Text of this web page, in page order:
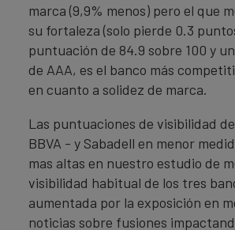
marca (9,9% menos) pero el que
su fortaleza (solo pierde 0.3
puntuación de 84.9 sobre 100 y
de AAA, es el banco más
en cuanto a solidez de marca.
Las puntuaciones de visibilidad
BBVA - y Sabadell en menor
mas altas en nuestro estudio de
visibilidad habitual de los tres
aumentada por la exposición en
noticias sobre fusiones